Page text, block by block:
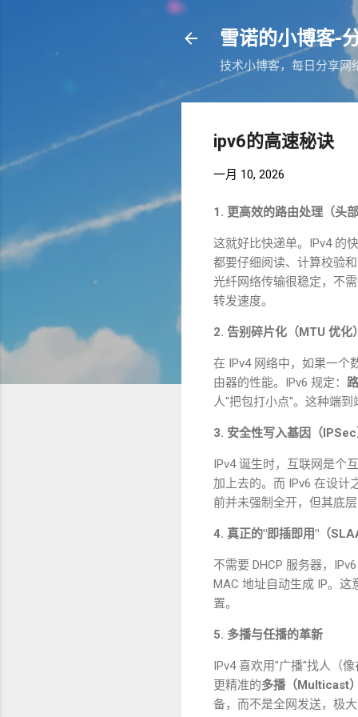
雪诺的小博客-
技术小博客，每日分享网
ipv6的高速秘诀
一月 10, 2026
1. 更高效的路由处理（头
这就好比快递单。 IPv4 的
都要仔细阅读、计算校验
光纤网络传输很稳定，不
转发速度。
2. 告别碎片化（MTU 优化
在 IPv4 网络中，如果一个
由器的性能。 IPv6 规定：
人"把包打小点"。这种端到
3. 安全性写入基因（IPSec
IPv4诞生时，互联网是个
加上去的。而 IPv6 在设计
前并未强制全开，但其底
4. 真正的"即插即用"（
不需要 DHCP 服务器，
MAC 地址自动生成 IP。这
置。
5. 多播与任播的革新
IPv4喜欢用"广播"找人（
更精准的多播（Multicast
备，而不是全网发送，极